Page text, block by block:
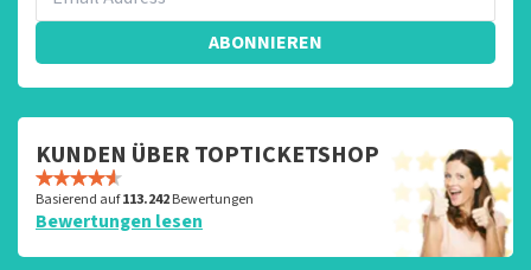
ABONNIEREN
KUNDEN ÜBER TOPTICKETSHOP
Basierend auf113.242Bewertungen
Bewertungen lesen